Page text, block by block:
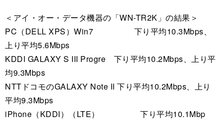
＜アイ・オー・データ機器の「WN-TR2K」の結果＞
PC（DELL XPS）Win7 下り平均10.3Mbps、
上り平均5.6Mbps
KDDI GALAXY S III Progre 下り平均10.2Mbps、上り平
均9.3Mbps
NTTドコモのGALAXY Note II 下り平均10.2Mbps、上り
平均9.3Mbps
iPhone（KDDI）（LTE） 下り平均10.1Mbp